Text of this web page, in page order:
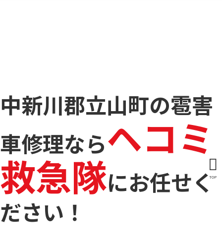
中新川郡立山町の雹害
車修理ならヘコミ
救急隊にお任せく
ださい！
TOP